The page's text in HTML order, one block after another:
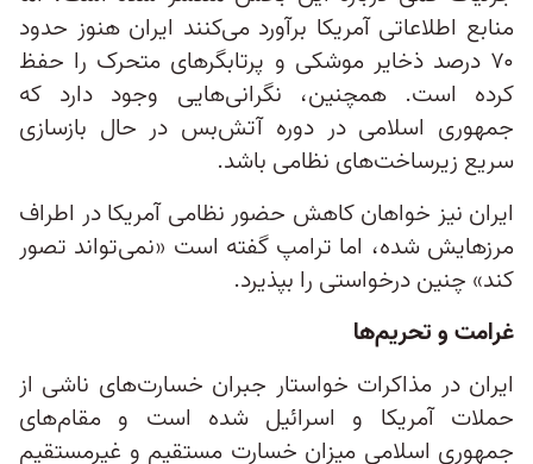
منابع اطلاعاتی آمریکا برآورد می‌کنند ایران هنوز حدود
۷۰ درصد ذخایر موشکی و پرتابگرهای متحرک را حفظ
کرده است. همچنین، نگرانی‌هایی وجود دارد که
جمهوری اسلامی در دوره آتش‌بس در حال بازسازی
سریع زیرساخت‌های نظامی‌ باشد.
ایران نیز خواهان کاهش حضور نظامی آمریکا در اطراف
مرزهایش شده، اما ترامپ گفته است «نمی‌تواند تصور
کند» چنین درخواستی را بپذیرد.
غرامت و تحریم‌ها
ایران در مذاکرات خواستار جبران خسارت‌های ناشی از
حملات آمریکا و اسرائیل شده است و مقام‌های
جمهوری اسلامی میزان خسارت مستقیم و غیرمستقیم